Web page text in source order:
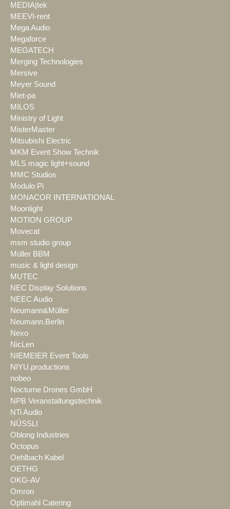
MEDIA|tek
MEEVI-rent
Mega Audio
Megaforce
MEGATECH
Merging Technologies
Mersive
Meyer Sound
Miet-pa
MILOS
Ministry of Light
MisterMaster
Mitsubishi Electric
MKM Event Show Technik
MLS magic light+sound
MMC Studios
Modulo Pi
MONACOR INTERNATIONAL
Moonlight
MOTION GROUP
Movecat
msm studio group
Müller BBM
music & light design
MUTEC
NEC Display Solutions
NEEC Audio
Neumann&Müller
Neumann.Berlin
Nexo
NicLen
NIEMEIER Event Tools
NIYU.productions
nobeo
Nocturne Drones GmbH
NPB Veranstaltungstechnik
NTi Audio
NÜSSLI
Oblong Industries
Octopus
Oehlbach Kabel
OETHG
OKG-AV
Omron
Optimahl Catering